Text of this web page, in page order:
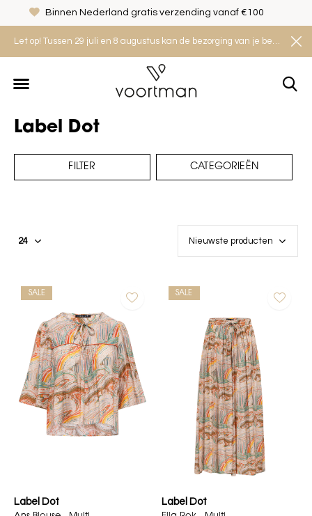
Let op! Tussen 29 juli en 8 augustus kan de bezorging van je bestelling iets langer duren. Houd rekening met een levertijd van 2 tot 4 werkdagen.
Veilig shoppen met het Thuiswinkel Waarborg
Label Dot
FILTER CATEGORIEËN
SALE
Label Dot
SALE
Label Dot